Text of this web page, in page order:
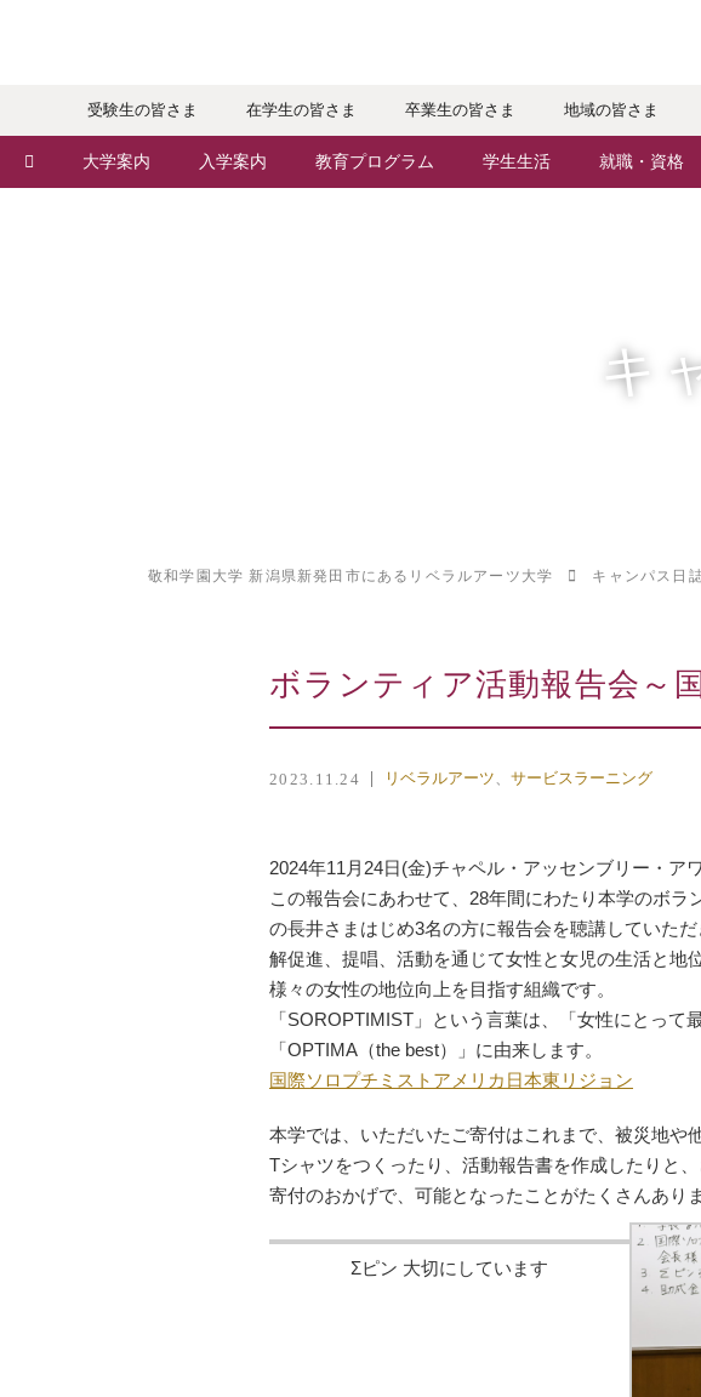
受験生の皆さま 在学生の皆さま 卒業生の皆さま 地域の皆さま
大学案内 入学案内 教育プログラム 学生生活 就職・資格
就職実績
キ
敬和学園大学 新潟県新発田市にあるリベラルアーツ大学 キャンパス日
ボランティア活動報告会～
2023.11.24 リベラルアーツ サービスラーニング
2024年11月24日(金)チャペル・アッセンブリー・
この報告会にあわせて、28年間にわたり本学のボ
の長井さまはじめ3名の方に報告会を聴講していた
解促進、提唱、活動を通じて女性と女児の生活と地
様々の女性の地位向上を目指す組織です。
「SOROPTIMIST」という言葉は、「女性にとっ
「OPTIMA（the best）」に由来します。
国際ソロプチミストアメリカ日本東リジョン
本学では、いただいたご寄付はこれまで、被災地
Tシャツをつくったり、活動報告書を作成したりと
寄付のおかげで、可能となったことがたくさんありま
Σピン 大切にしています